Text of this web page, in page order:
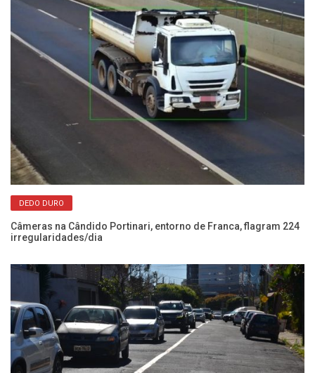
DEDO DURO
Câmeras na Cândido Portinari, entorno de Franca, flagram 224
irregularidades/dia